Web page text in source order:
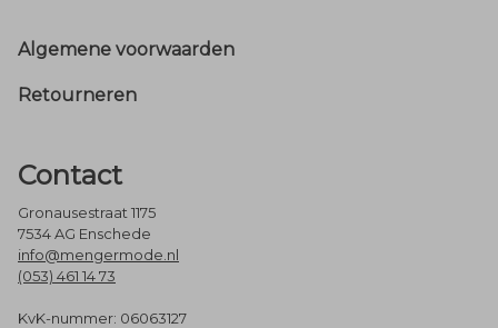
Footer
Algemene voorwaarden
Retourneren
Contact
Gronausestraat 1175
7534 AG Enschede
info@mengermode.nl
(053) 461 14 73
KvK-nummer: 06063127